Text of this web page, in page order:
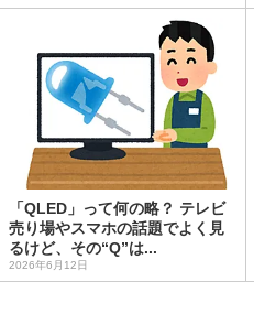
「QLED」って何の略？ テレビ
売り場やスマホの話題でよく見
るけど、その“Q”は...
2026年6月12日